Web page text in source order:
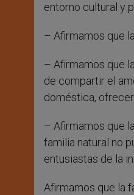
entorno cultural y
– Afirmamos que
– Afirmamos que
de compartir el
doméstica,
– Afirmamos que
familia natural no
entusiastas de la
Afirmamos que la